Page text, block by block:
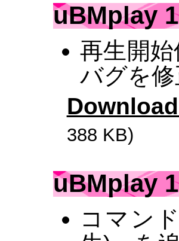
uBMplay
再生開
バグを
388 KB)
uBMplay
コマン